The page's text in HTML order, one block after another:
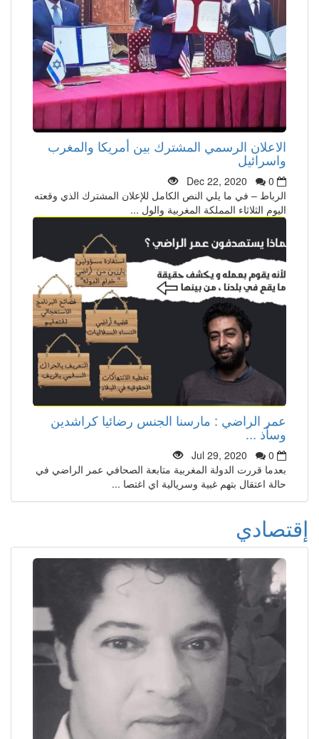
الاعلان الرسمي المشترك بين أمريكا والمغرب
واسرائيل
Dec 22, 2020
0
الرباط – في ما يلي النص الكامل للإعلان المشترك الذي وقعته
اليوم الثلاثاء المملكة المغربية والول ...
عمر الراضي : مارسنا الجنس رضائيا كراشدين
وسأذ ...
Jul 29, 2020
0
بعدما قررت الدولة المغربية متابعة الصحافي عمر الراضي في
حالة اعتقال بتهم غبية وسريالية اي اغتصا ...
إقتصادي